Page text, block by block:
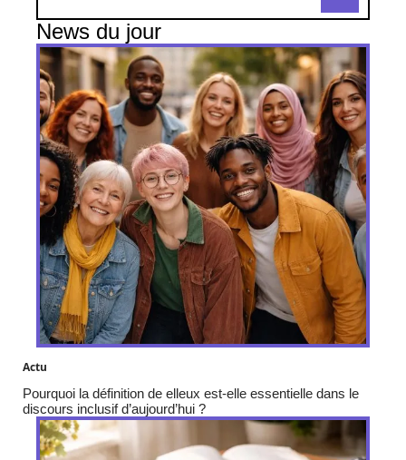
News du jour
Actu
Pourquoi la définition de elleux est-elle essentielle dans le
discours inclusif d’aujourd’hui ?